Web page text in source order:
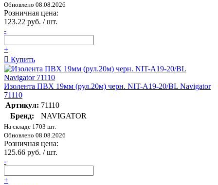
Обновлено 08.08.2026
Розничная цена:
123.22 руб. / шт.
-
+
Купить
Изолента ПВХ 19мм (рул.20м) черн. NIT-A19-20/BL Navigator
71110
Артикул: 71110
Бренд:
NAVIGATOR
На складе 1703 шт.
Обновлено 08.08.2026
Розничная цена:
125.66 руб. / шт.
-
+